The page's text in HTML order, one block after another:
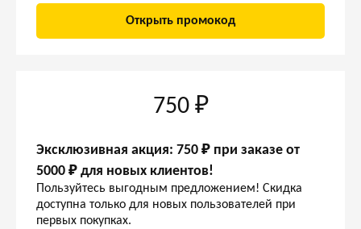
Открыть промокод
750 ₽
Эксклюзивная акция: 750 ₽ при заказе от
5000 ₽ для новых клиентов!
Пользуйтесь выгодным предложением! Скидка
доступна только для новых пользователей при
первых покупках.